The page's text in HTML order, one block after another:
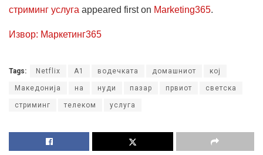
стриминг услуга appeared first on Marketing365.
Извор: Маркетинг365
Tags: Netflix А1 водечката домашниот кој
Македонија на нуди пазар првиот светска
стриминг телеком услуга